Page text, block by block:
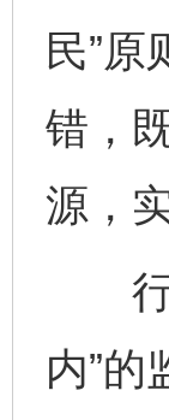
民”
错，
源，
行
内”